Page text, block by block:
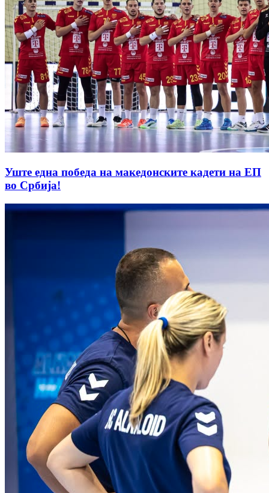
Уште една победа на македонските кадети на ЕП
во Србија!